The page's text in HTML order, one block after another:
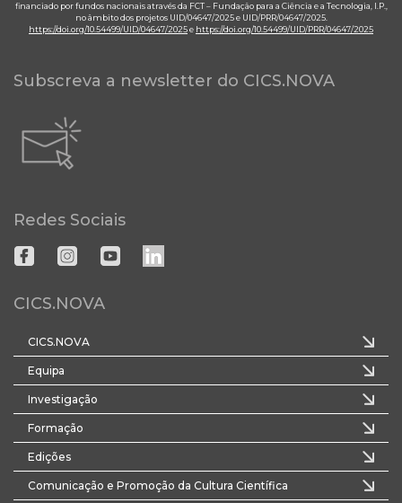
financiado por fundos nacionais através da FCT – Fundação para a Ciência e a Tecnologia, I.P.,
no âmbito dos projetos UID/04647/2025 e UID/PRR/04647/2025.
https://doi.org/10.54499/UID/04647/2025e https://doi.org/10.54499/UID/PRR/04647/2025
Subscreva a newsletter do CICS.NOVA
Redes Sociais
CICS.NOVA
CICS.NOVA
Equipa
Investigação
Formação
Edições
Comunicação e Promoção da Cultura Científica